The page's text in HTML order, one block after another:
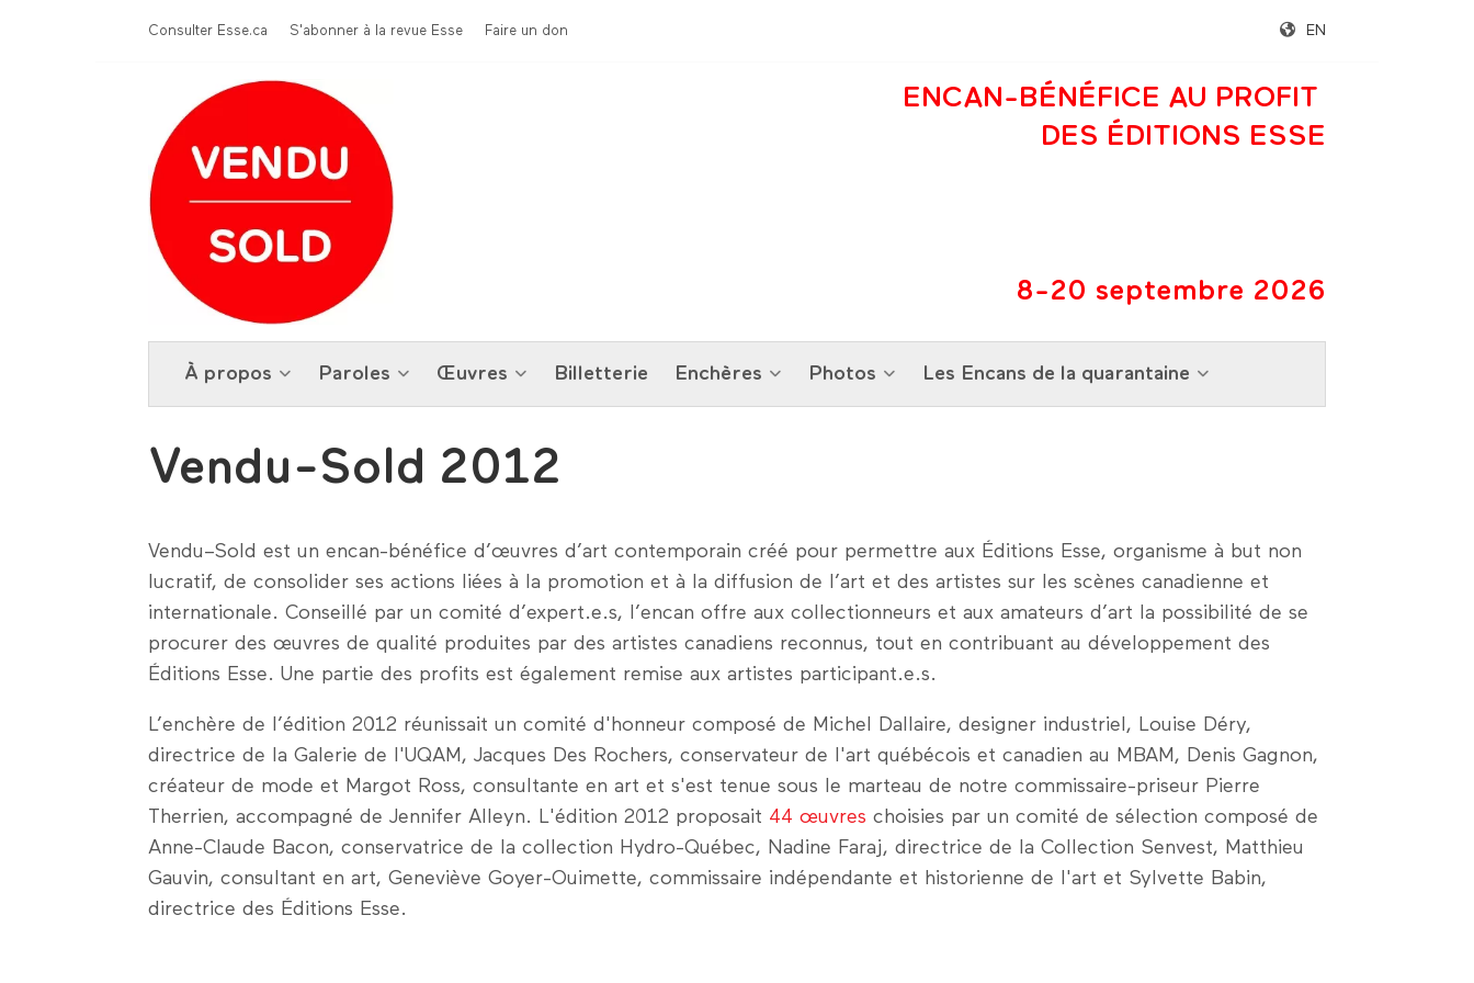
Menu Top
Consulter Esse.ca S'abonner à la revue Esse Faire un don EN
ENCAN-BÉNÉFICE AU PROFIT
DES ÉDITIONS ESSE
8-20 septembre 2026
À propos Paroles Œuvres Billetterie Enchères Photos Les Encans de la quarantaine
Vendu-Sold 2012
Vendu–Sold est un encan-bénéfice d’œuvres d’art contemporain créé pour permettre aux Éditions Esse, organisme à but non
lucratif, de consolider ses actions liées à la promotion et à la diffusion de l’art et des artistes sur les scènes canadienne et
internationale. Conseillé par un comité d’expert.e.s, l’encan offre aux collectionneurs et aux amateurs d’art la possibilité de se
procurer des œuvres de qualité produites par des artistes canadiens reconnus, tout en contribuant au développement des
Éditions Esse. Une partie des profits est également remise aux artistes participant.e.s.
L’enchère de l’édition 2012 réunissait un comité d'honneur composé de Michel Dallaire, designer industriel, Louise Déry,
directrice de la Galerie de l'UQAM, Jacques Des Rochers, conservateur de l'art québécois et canadien au MBAM, Denis Gagnon,
créateur de mode et Margot Ross, consultante en art et s'est tenue sous le marteau de notre commissaire-priseur Pierre
Therrien, accompagné de Jennifer Alleyn. L'édition 2012 proposait 44 œuvres choisies par un comité de sélection composé de
Anne-Claude Bacon, conservatrice de la collection Hydro-Québec, Nadine Faraj, directrice de la Collection Senvest, Matthieu
Gauvin, consultant en art, Geneviève Goyer-Ouimette, commissaire indépendante et historienne de l'art et Sylvette Babin,
directrice des Éditions Esse.